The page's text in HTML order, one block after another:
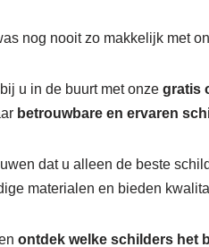
nog nooit zo makkelijk met
bij u in de buurt met onze gratis
betrouwbare en ervaren
dat u alleen de beste
materialen en bieden
ontdek welke schilders het